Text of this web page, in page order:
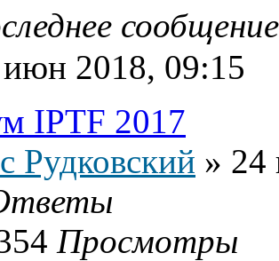
2018, 09:15
IPTF 2017
Рудковский » 24
Просмотры